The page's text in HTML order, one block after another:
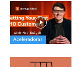
Aceleradoras